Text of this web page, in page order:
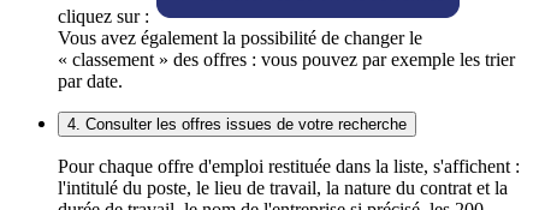
cliquez sur :
Vous avez également la possibilité de changer le
« classement » des offres : vous pouvez par exemple les trier
par date.
4. Consulter les offres issues de votre recherche
Pour chaque offre d'emploi restituée dans la liste, s'affichent :
l'intitulé du poste, le lieu de travail, la nature du contrat et la